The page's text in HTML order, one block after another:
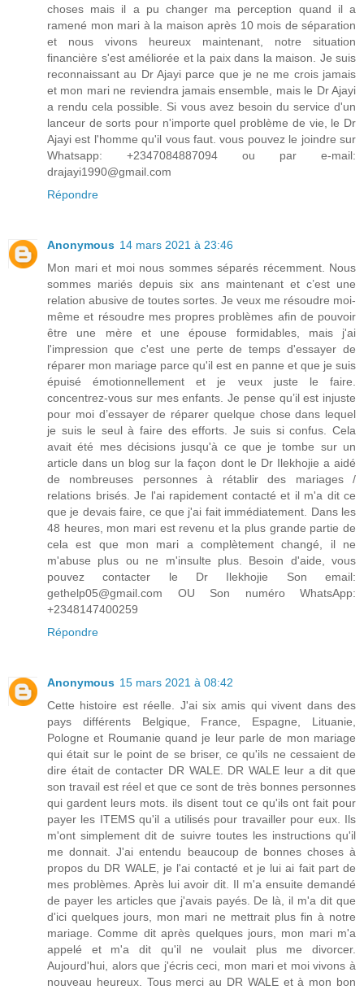
choses mais il a pu changer ma perception quand il a
ramené mon mari à la maison après 10 mois de séparation
et nous vivons heureux maintenant, notre situation
financière s'est améliorée et la paix dans la maison. Je suis
reconnaissant au Dr Ajayi parce que je ne me crois jamais
et mon mari ne reviendra jamais ensemble, mais le Dr Ajayi
a rendu cela possible. Si vous avez besoin du service d'un
lanceur de sorts pour n'importe quel problème de vie, le Dr
Ajayi est l'homme qu'il vous faut. vous pouvez le joindre sur
Whatsapp: +2347084887094 ou par e-mail:
drajayi1990@gmail.com
Répondre
Anonymous 14 mars 2021 à 23:46
Mon mari et moi nous sommes séparés récemment. Nous
sommes mariés depuis six ans maintenant et c’est une
relation abusive de toutes sortes. Je veux me résoudre moi-
même et résoudre mes propres problèmes afin de pouvoir
être une mère et une épouse formidables, mais j'ai
l'impression que c'est une perte de temps d'essayer de
réparer mon mariage parce qu'il est en panne et que je suis
épuisé émotionnellement et je veux juste le faire.
concentrez-vous sur mes enfants. Je pense qu’il est injuste
pour moi d’essayer de réparer quelque chose dans lequel
je suis le seul à faire des efforts. Je suis si confus. Cela
avait été mes décisions jusqu'à ce que je tombe sur un
article dans un blog sur la façon dont le Dr Ilekhojie a aidé
de nombreuses personnes à rétablir des mariages /
relations brisés. Je l'ai rapidement contacté et il m'a dit ce
que je devais faire, ce que j'ai fait immédiatement. Dans les
48 heures, mon mari est revenu et la plus grande partie de
cela est que mon mari a complètement changé, il ne
m'abuse plus ou ne m'insulte plus. Besoin d'aide, vous
pouvez contacter le Dr Ilekhojie Son email:
gethelp05@gmail.com OU Son numéro WhatsApp:
+2348147400259
Répondre
Anonymous 15 mars 2021 à 08:42
Cette histoire est réelle. J'ai six amis qui vivent dans des
pays différents Belgique, France, Espagne, Lituanie,
Pologne et Roumanie quand je leur parle de mon mariage
qui était sur le point de se briser, ce qu'ils ne cessaient de
dire était de contacter DR WALE. DR WALE leur a dit que
son travail est réel et que ce sont de très bonnes personnes
qui gardent leurs mots. ils disent tout ce qu'ils ont fait pour
payer les ITEMS qu'il a utilisés pour travailler pour eux. Ils
m'ont simplement dit de suivre toutes les instructions qu'il
me donnait. J'ai entendu beaucoup de bonnes choses à
propos du DR WALE, je l'ai contacté et je lui ai fait part de
mes problèmes. Après lui avoir dit. Il m'a ensuite demandé
de payer les articles que j'avais payés. De là, il m'a dit que
d'ici quelques jours, mon mari ne mettrait plus fin à notre
mariage. Comme dit après quelques jours, mon mari m'a
appelé et m'a dit qu'il ne voulait plus me divorcer.
Aujourd'hui, alors que j'écris ceci, mon mari et moi vivons à
nouveau heureux. Tous merci au DR WALE et à mon bon